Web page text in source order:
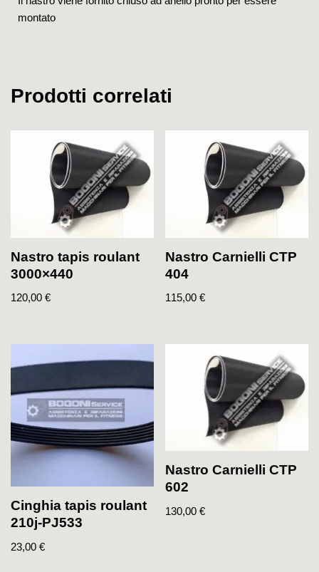
montato
Prodotti correlati
Nastro tapis roulant
3000×440
120,00 €
Nastro Carnielli CTP
404
115,00€
Cinghia tapis roulant
210j-PJ533
23,00 €
Nastro Carnielli CTP
602
130,00€